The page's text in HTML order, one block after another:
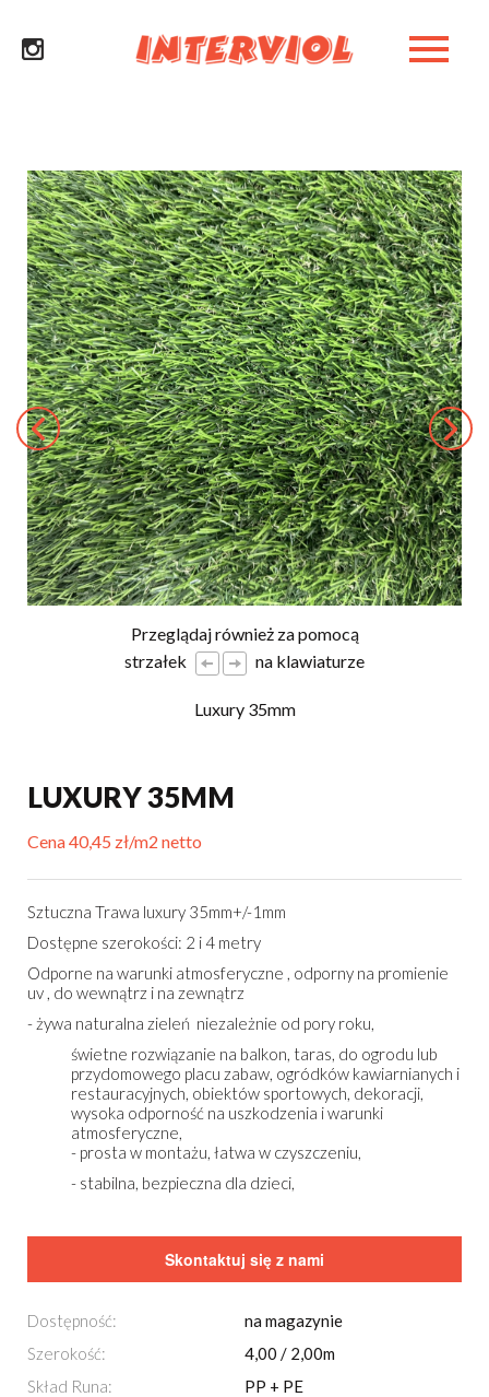
Przeglądaj również za pomocą
strzałek
na klawiaturze
Luxury 35mm
LUXURY 35MM
Cena 40,45 zł/m2 netto
Sztuczna Trawa luxury 35mm+/-1mm
Dostępne szerokości: 2 i 4 metry
Odporne na warunki atmosferyczne , odporny na promienie
uv , do wewnątrz i na zewnątrz
- żywa naturalna zieleń niezależnie od pory roku,
świetne rozwiązanie na balkon, taras, do ogrodu lub
przydomowego placu zabaw, ogródków kawiarnianych i
restauracyjnych, obiektów sportowych, dekoracji,
wysoka odporność na uszkodzenia i warunki
atmosferyczne,
- prosta w montażu, łatwa w czyszczeniu,
- stabilna, bezpieczna dla dzieci,
Skontaktuj się z nami
Dostępność:
na magazynie
Szerokość:
4,00 / 2,00m
Skład Runa:
PP + PE